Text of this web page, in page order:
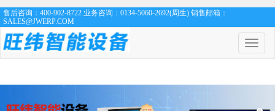
售后咨询：400-902-8722 业务咨询：0134-5060-2692(周生) 销售邮箱：
SALES@JWERP.COM
菜
单
关